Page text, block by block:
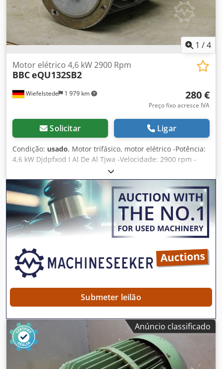
1 /4
Wiefelstede 1 979 km
Motor elétrico 4,6 kW 2900 Rpm
BBCeQU132SB2
280 €
Preço fixo acresce IVA
Solicitar Ligar
Condição: usado, Motor trifásico, motor elétrico -Potência:
4,6 kW Djdpfxod I Al De Al Tjwa -Velocidade: 2900 rpm -
Eixo: Ø 38 x 80 mm -Construção: B5 -Classe de protecção:
IP 33 -Dimensões: 470/340/H300 mm -Peso: 57 kg
Submeter leilão
Anúncio classificado